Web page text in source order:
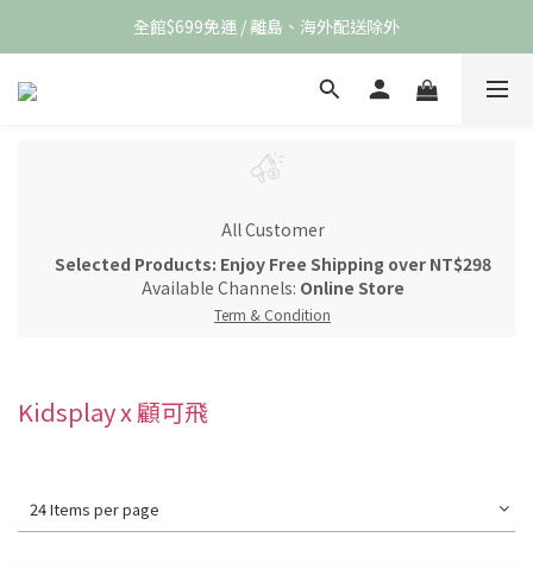
全館$699免運 / 離島、海外配送除外
All Customer
Selected Products: Enjoy Free Shipping over NT$298
Available Channels: Online Store
Term & Condition
Kidsplay x 顧可飛
24 Items per page